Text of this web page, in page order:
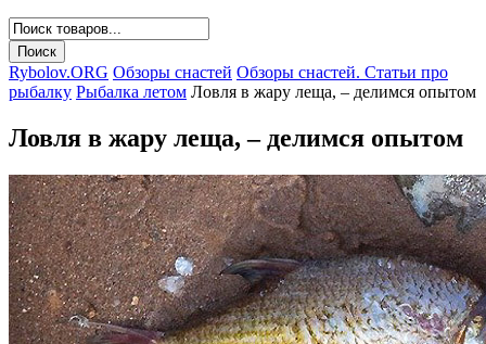
Rybolov.ORG Обзоры снастей Обзоры снастей. Статьи про
рыбалку Рыбалка летом Ловля в жару леща, – делимся опытом
Ловля в жару леща, – делимся опытом